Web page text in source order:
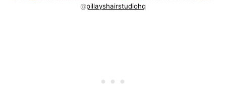
@pillayshairstudiohq